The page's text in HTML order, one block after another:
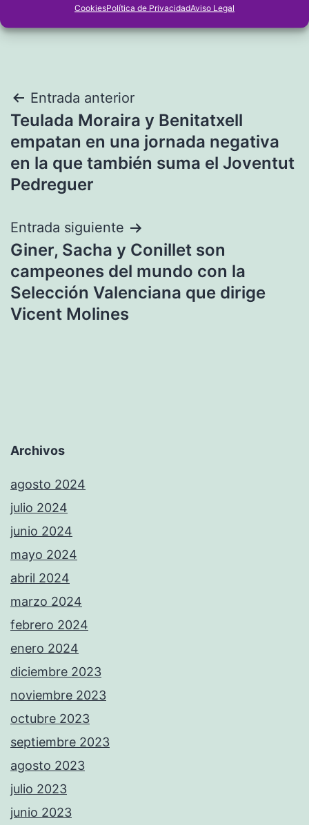
CookiesPolítica de PrivacidadAviso Legal
Navegación
de
entradas
Entrada anterior
Teulada Moraira y Benitatxell
empatan en una jornada negativa
en la que también suma el Joventut
Pedreguer
Entrada siguiente
Giner, Sacha y Conillet son
campeones del mundo con la
Selección Valenciana que dirige
Vicent Molines
Archivos
agosto 2024
julio 2024
junio 2024
mayo 2024
abril 2024
marzo 2024
febrero 2024
enero 2024
diciembre 2023
noviembre 2023
octubre 2023
septiembre 2023
agosto 2023
julio 2023
junio 2023